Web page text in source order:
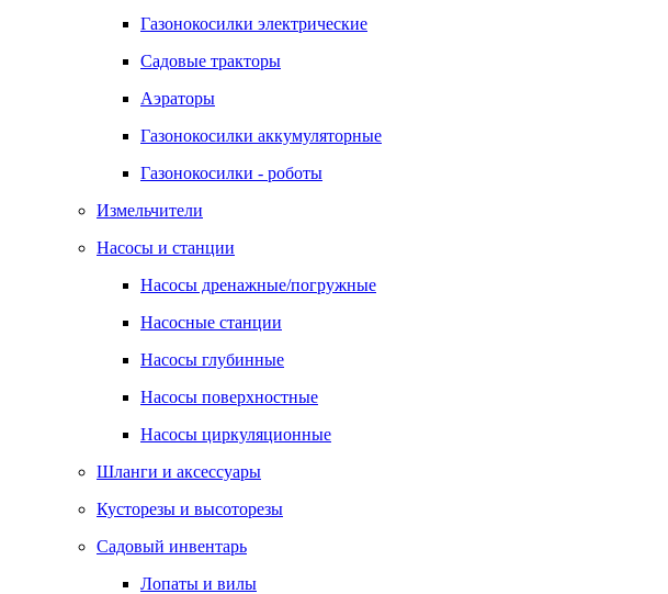
Газонокосилки электрические
Садовые тракторы
Аэраторы
Газонокосилки аккумуляторные
Газонокосилки - роботы
Измельчители
Насосы и станции
Насосы дренажные/погружные
Насосные станции
Насосы глубинные
Насосы поверхностные
Насосы циркуляционные
Шланги и аксессуары
Кусторезы и высоторезы
Садовый инвентарь
Лопаты и вилы